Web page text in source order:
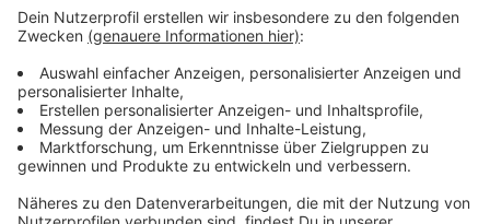
5. Die mit dem Hörer erzielten Erkenntnisse, Interviews,
Antworten auf Fragen, Erfahrungsberichte, Meinungen, etc.
können von ROCK ANTENNE für die Zwecke eines
Rundfunksenders (ROCK ANTENNE Deutschland, ROCK
ANTENNE Bayern und ROCK ANTENNE in NRW),
insbesondere im Programm, zur Außendarstellung und
Öffentlichkeitsarbeit, Eigenwerbezwecke eingesetzt,
verbreitet und öffentlich zugänglich gemacht werden.